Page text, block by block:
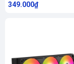
349.000₫